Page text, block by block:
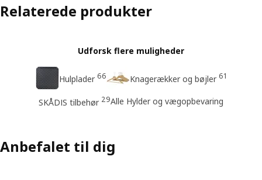
Relaterede produkter
Udforsk flere muligheder
Hulplader 66 Knagerækker og bøjler 61
SKÅDIS tilbehør 29Alle Hylder og vægopbevaring
Anbefalet til dig